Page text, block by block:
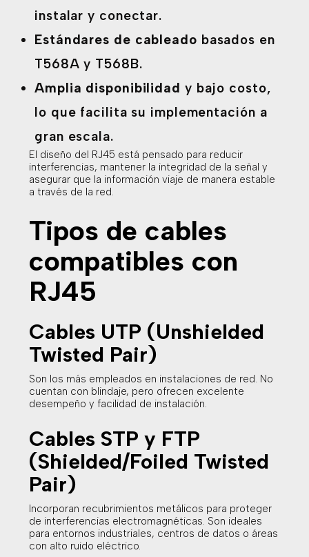
instalar y conectar.
Estándares de cableado basados en
T568A y T568B.
Amplia disponibilidad y bajo costo,
lo que facilita su implementación a
gran escala.
El diseño del RJ45 está pensado para reducir
interferencias, mantener la integridad de la señal y
asegurar que la información viaje de manera estable
a través de la red.
Tipos de cables
compatibles con
RJ45
Cables UTP (Unshielded
Twisted Pair)
Son los más empleados en instalaciones de red. No
cuentan con blindaje, pero ofrecen excelente
desempeño y facilidad de instalación.
Cables STP y FTP
(Shielded/Foiled Twisted
Pair)
Incorporan recubrimientos metálicos para proteger
de interferencias electromagnéticas. Son ideales
para entornos industriales, centros de datos o áreas
con alto ruido eléctrico.